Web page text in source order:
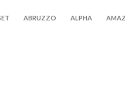
ABRUZZO ALPHA